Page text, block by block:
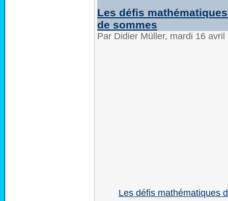
Les défis
de sommes
Par Didier Müller, mardi 16
Les défis mathématiques